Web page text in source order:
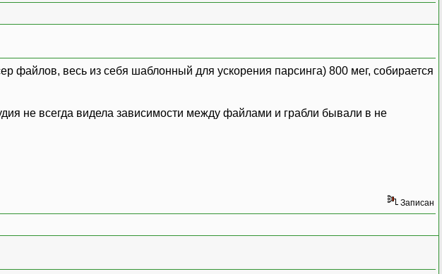
файлов, весь из себя шаблонный для ускорения парсинга) 800 мег, собирается
не всегда видела зависимости между файлами и грабли бывали в не
Записан